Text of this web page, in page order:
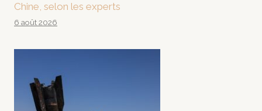
Chine, selon les experts
6 août 2026